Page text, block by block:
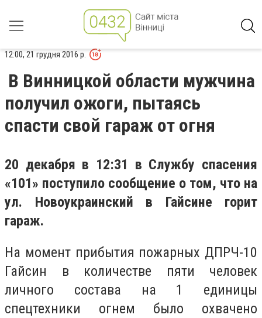
12:00, 21 грудня 2016 р.
В Винницкой области мужчина
получил ожоги, пытаясь
спасти свой гараж от огня
20 декабря в 12:31 в Службу спасения
«101» поступило сообщение о том, что на
ул. Новоукраинский в Гайсине горит
гараж.
На момент прибытия пожарных ДПРЧ-10
Гайсин в количестве пяти человек
личного состава на 1 единицы
спецтехники огнем было охвачено